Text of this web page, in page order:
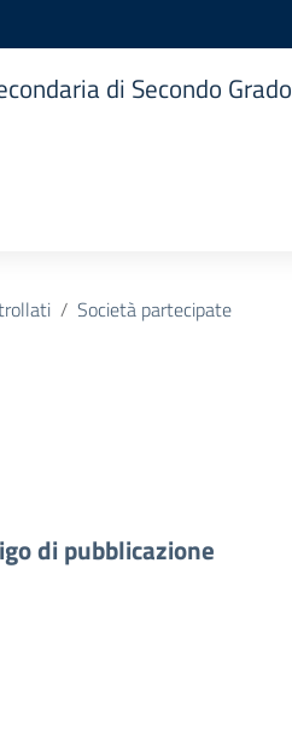
di Secondo Grado
Società partecipate
di pubblicazione